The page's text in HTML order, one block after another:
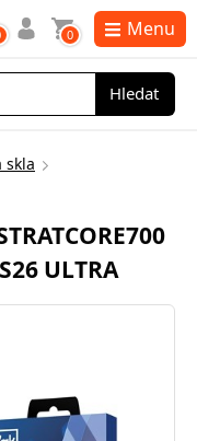
Hledat
0 Menu
skla
ULTRA